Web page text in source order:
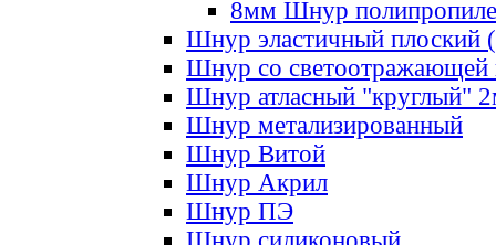
8мм Шнур
Шнур эластичный плоский
Шнур со светоотражающей
Шнур атласный "круглый"
Шнур метализированный
Шнур Витой
Шнур Акрил
Шнур ПЭ